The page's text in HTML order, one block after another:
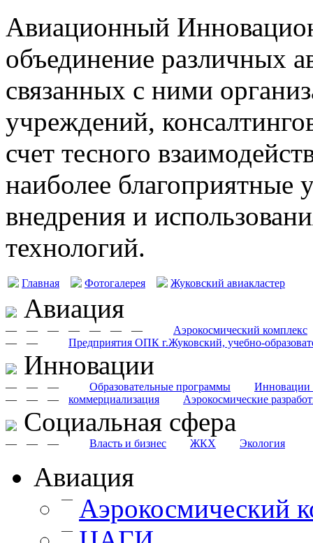
Авиационный
объединение различных
связанных с ними
учреждений,
счет тесного
наиболее благоприятные
внедрения и
технологий.
Главная Фотогалерея Жуковский авиакластер
Авиация
— Аэрокосмический комплекс
— — — — —
—
Предприятия ОПК г.Жуковский, учебно-
— —
Инновации
— Образовательные программы
— Инновации
—
коммерциализация
— Аэрокосмические
— —
Cоциальная сфера
— Власть и бизнес
— ЖКХ
— Экология
Авиация
— Аэрокосмический
—